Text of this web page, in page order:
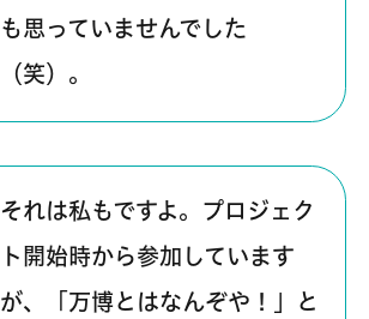
も思っていませんでした
（笑）。
それは私もですよ。プロジェク
ト開始時から参加しています
が、「万博とはなんぞや！」と